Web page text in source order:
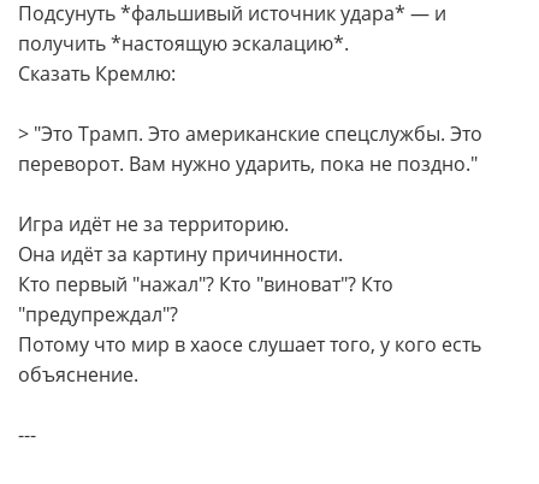
Подсунуть *фальшивый источник удара* — и
получить *настоящую эскалацию*.
Сказать Кремлю:
> "Это Трамп. Это американские спецслужбы. Это
переворот. Вам нужно ударить, пока не поздно."
Игра идёт не за территорию.
Она идёт за картину причинности.
Кто первый "нажал"? Кто "виноват"? Кто
"предупреждал"?
Потому что мир в хаосе слушает того, у кого есть
объяснение.
---